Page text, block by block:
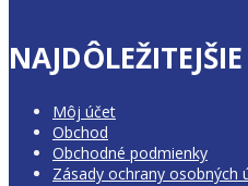
Môj účet
Obchod
Obchodné podmienky
Zásady ochrany osobných